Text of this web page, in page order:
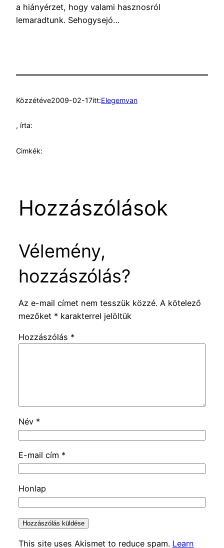
a hiányérzet, hogy valami hasznosról
lemaradtunk. Sehogysejó…
Közzétéve2009-02-17itt:Elegemvan
, írta:
Cimkék:
Hozzászólások
Vélemény,
hozzászólás?
Az e-mail címet nem tesszük közzé. A kötelező
mezőket * karakterrel jelöltük
Hozzászólás *
Név *
E-mail cím *
Honlap
This site uses Akismet to reduce spam. Learn